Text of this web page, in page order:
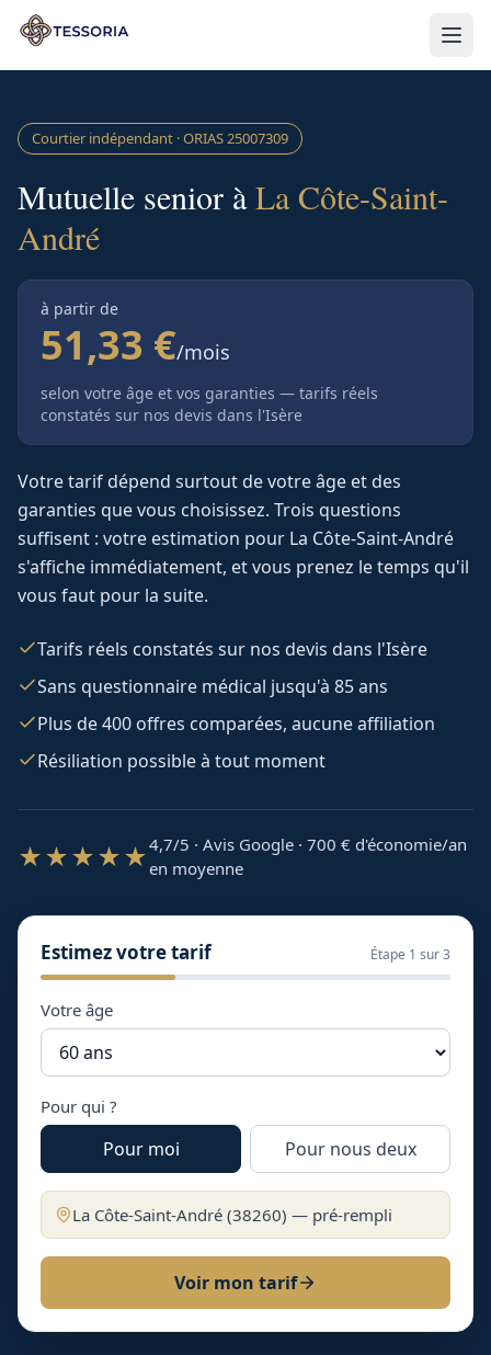
Aller au contenu principal
Courtier indépendant · ORIAS25007309
Mutuelle senior àLa Côte-Saint-
André
à partir de
51,33 €/mois
selon votre âge et vos garanties — tarifs réels
constatés sur nos devis dans l'Isère
Votre tarif dépend surtout de votre âge et des
garanties que vous choisissez. Trois questions
suffisent : votre estimation pour La Côte-Saint-André
s'affiche immédiatement, et vous prenez le temps qu'il
vous faut pour la suite.
Tarifs réels constatés sur nos devis dans l'Isère
Sans questionnaire médical jusqu'à 85 ans
Plus de 400 offres comparées, aucune affiliation
Résiliation possible à tout moment
★★★★★4,7/5 · Avis Google · 700 € d'économie/an
en moyenne
Estimez votre tarif Étape 1 sur 3
Votre âge
Pour qui ?
Pour moi Pour nous deux
La Côte-Saint-André (38260) — pré-rempli
Voir mon tarif